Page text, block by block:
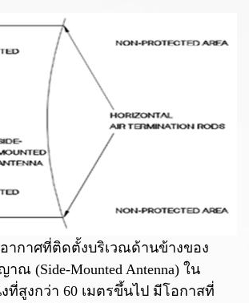
ากาศที่ติดตั้งบริเวณด้านข้างของ
าณ (Side-Mounted Antenna) ใน
ที่สูงกว่า 60 เมตรขึ้นไป มีโอกาสที่